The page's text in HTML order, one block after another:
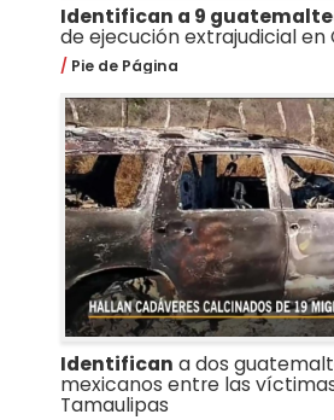
Identifican a 9
de ejecución extrajudicial en
Pie de Página
Identifican a dos
mexicanos entre las
Tamaulipas